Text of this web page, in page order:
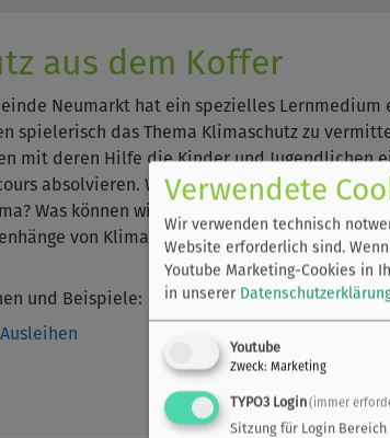
aus dem Koffer
Neumarkt hat ein spezielles
spielerisch das Thema Klimaschutz zu
mit deren Hilfe die Kinder und Jugendlichen
absolvieren. Wohin führt mein Fußabdruck?
Was können wir in unserem Dorf praktisch
von Klimawandel, fossilen und
und Beispiele:
Verwendete
Wir verwenden technisch
Website erforderlich sind.
Youtube Marketing-Cookies in
in unserer
Youtube
Zweck: Marketing
TYPO3 Login(immer
Sitzung für Login Bereich